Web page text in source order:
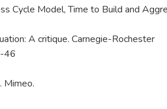
Cycle Model, Time to Build and
A critique. Carnegie-Rochester
46
Mimeo.